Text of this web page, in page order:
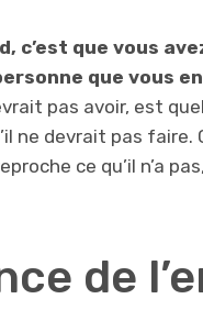
c’est que vous
que vous
pas avoir, est
ne devrait pas faire.
ce qu’il n’a
de